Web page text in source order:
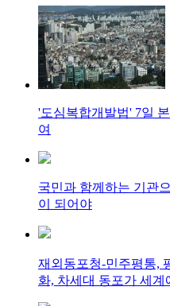
'도심복합개발법' 7일
여
국민과 함께하는 기관
이 되어야
재외동포청-민주평통,
화, 차세대 동포가 세계